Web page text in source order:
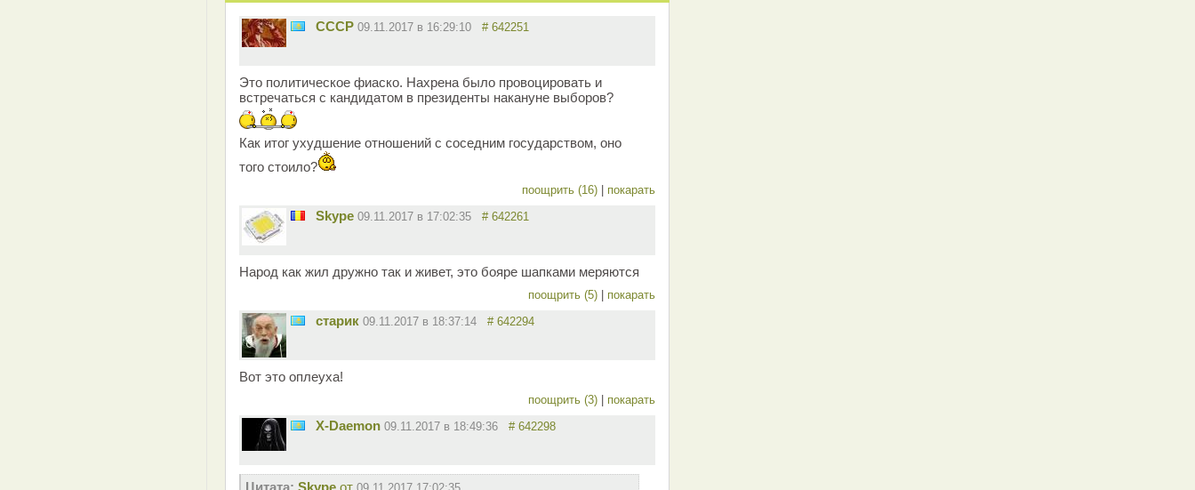
СССР 09.11.2017 в 16:29:10 # 642251
Это политическое фиаско. Нахрена было провоцировать и
встречаться с кандидатом в президенты накануне выборов?
Как итог ухудшение отношений с соседним государством, оно
того стоило?
поощрить (16) покарать
Skype 09.11.2017 в 17:02:35 # 642261
Народ как жил дружно так и живет, это бояре шапками меряются
поощрить (5) покарать
старик 09.11.2017 в 18:37:14 # 642294
Вот это оплеуха!
поощрить (3) покарать
X-Daemon 09.11.2017 в 18:49:36 # 642298
Цитата: Skype от